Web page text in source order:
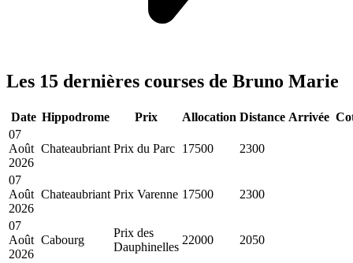
Les 15 dernières courses de Bruno Marie
Date Hippodrome Prix Allocation Distance Arrivée
07
Août
2026
Chateaubriant Prix du Parc 17500 2300
07
Août
2026
Chateaubriant Prix Varenne 17500 2300
07
Août
2026
Cabourg
Prix des
Dauphinelles
22000 2050